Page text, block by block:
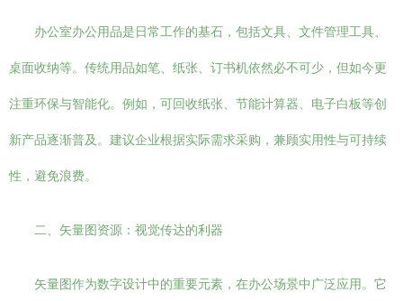
办公室办公用品是日常工作的基石，包括文具、文件管理工具、
桌面收纳等。传统用品如笔、纸张、订书机依然必不可少，但如今更
注重环保与智能化。例如，可回收纸张、节能计算器、电子白板等创
新产品逐渐普及。建议企业根据实际需求采购，兼顾实用性与可持续
性，避免浪费。
二、矢量图资源：视觉传达的利器
矢量图作为数字设计中的重要元素，在办公场景中广泛应用。它